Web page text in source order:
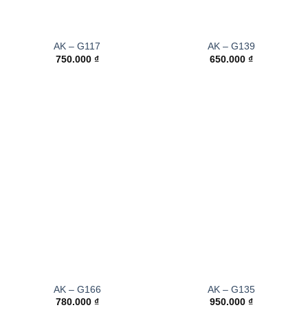
AK – G117
750.000 ₫
AK – G139
650.000 ₫
AK – G166
780.000 ₫
AK – G135
950.000 ₫